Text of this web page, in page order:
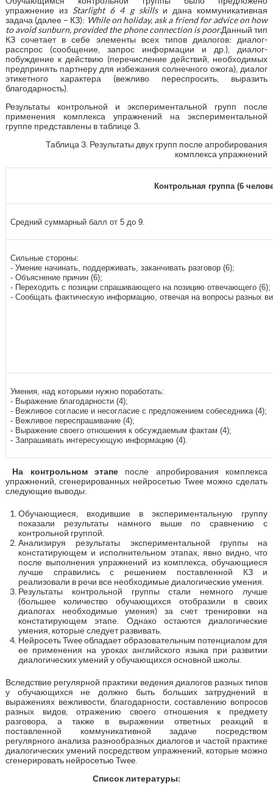
упражнение из Starlight6 4 g skillsи дана коммуникативная
задача (далее – КЗ): While on holiday, ask a friend for advice on how
to avoid sunburn, provided the phone connection is poor.Данный тип
КЗ сочетает в себе элементы всех типов диалогов: диалог-
расспрос (сообщение, запрос информации и др.), диалог-
побуждение к действию (перечисление действий, необходимых
предпринять партнеру для избежания солнечного ожога), диалог
этикетного характера (вежливо переспросить, выразить
благодарность).
Результаты контрольной и экспериментальной групп после
применения комплекса упражнений на экспериментальной
группе представлены в таблице 3.
Таблица 3. Результаты двух групп после апробирования
комплекса упражнений
Контрольная группа (6
Средний суммарный балл от 5 до 9.
Сильные стороны:
- Умение начинать, поддерживать, заканчивать разговор (6);
- Объяснение причин (6);
- Переходить с позиции спрашивающего на позицию отвечающего (6);
- Сообщать фактическую информацию, отвечая на вопросы разных
Умения, над которыми нужно поработать:
- Выражение благодарности (4);
- Вежливое согласие и несогласие с предложением собеседника (4);
- Вежливое переспрашивание (4);
- Выражение своего отношения к обсуждаемым фактам (4);
- Запрашивать интересующую информацию (4).
На контрольном этапе после апробирования комплекса
упражнений, сгенерированных нейросетью Twee можно сделать
следующие выводы:
Обучающиеся, входившие в экспериментальную группу
показали результаты намного выше по сравнению с
контрольной группой.
Анализируя результаты экспериментальной группы на
констатирующем и исполнительном этапах, явно видно, что
после выполнения упражнений из комплекса, обучающиеся
лучше справились с решением поставленной КЗ и
реализовали в речи все необходимые диалогические умения.
Результаты контрольной группы стали немного лучше
(большее количество обучающихся отобразили в своих
диалогах необходимые умения) за счет тренировки на
констатирующем этапе. Однако остаются диалогические
умения, которые следует развивать.
Нейросеть Twee обладает образовательным потенциалом для
ее применения на уроках английского языка при развитии
диалогических умений у обучающихся основной школы.
Вследствие регулярной практики ведения диалогов разных типов
у обучающихся не должно быть больших затруднений в
выражениях вежливости, благодарности, составлению вопросов
разных видов, отражению своего отношения к предмету
разговора, а также в выражении ответных реакций в
поставленной коммуникативной задаче посредством
регулярного анализа разнообразных диалогов и частой практике
диалогических умений посредством упражнений, которые можно
сгенерировать нейросетью Twee.
Список литературы: